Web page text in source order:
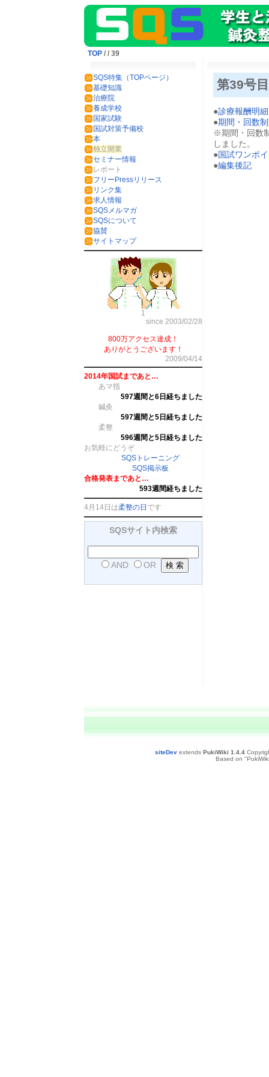
TOP / / 39
SQS特集（TOPページ）
基礎知識
治療院
養成学校
国家試験
国試対策予備校
本
独立開業
セミナー情報
レポート
フリーPressリリース
リンク集
求人情報
SQSメルマガ
SQSについて
協賛
サイトマップ
1
since 2003/02/28
800万アクセス達成！
ありがとうございます！
2009/04/14
2014年国試まであと…
あマ指
597週間と6日経ちました
鍼灸
597週間と5日経ちました
柔整
596週間と5日経ちました
お気軽にどうぞ
SQSトレーニング
SQS掲示板
合格発表まであと…
593週間経ちました
4月14日は柔整の日 です
SQSサイト内検索
AND OR
第39号
●診療報酬明
●期間・回数
※期間・回数
しました。
●国試ワンポ
●編集後記
siteDev extends PukiWiki 1.4.4
Based on